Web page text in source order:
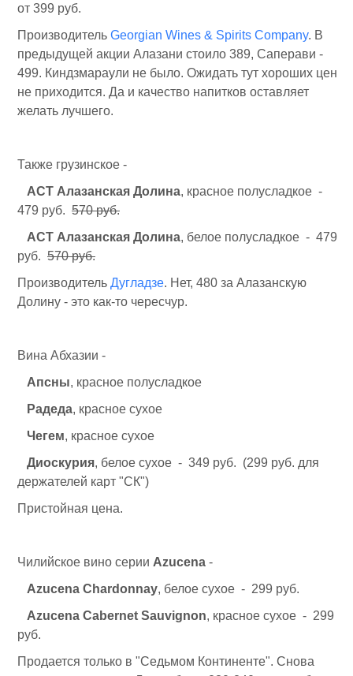
от 399 руб.
Производитель Georgian Wines & Spirits Company. В
предыдущей акции Алазани стоило 389, Саперави -
499. Киндзмараули не было. Ожидать тут хороших цен
не приходится. Да и качество напитков оставляет
желать лучшего.
Также грузинское -
АСТ Алазанская Долина, красное полусладкое -
479 руб. 570 руб.
АСТ Алазанская Долина, белое полусладкое - 479
руб. 570 руб.
Производитель Дугладзе. Нет, 480 за Алазанскую
Долину - это как-то чересчур.
Вина Абхазии -
Апсны, красное полусладкое
Радеда, красное сухое
Чегем, красное сухое
Диоскурия, белое сухое - 349 руб. (299 руб. для
держателей карт "СК")
Пристойная цена.
Чилийское вино серии Azucena -
Azucena Chardonnay, белое сухое - 299 руб.
Azucena Cabernet Sauvignon, красное сухое - 299
руб.
Продается только в "Седьмом Континенте". Снова